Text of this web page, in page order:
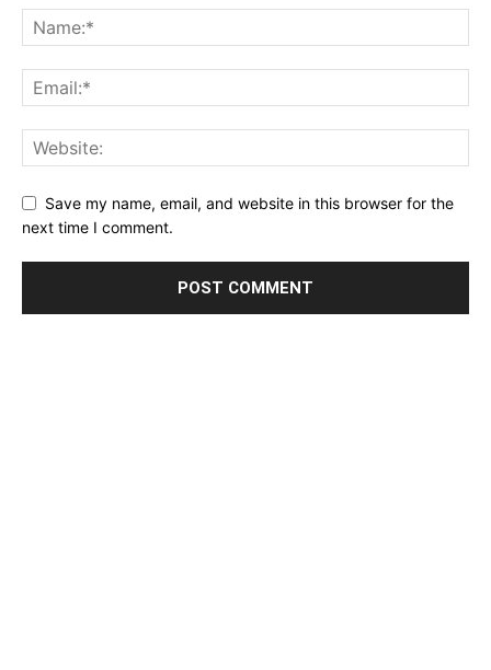
Save my name, email, and website in this browser for the
next time I comment.